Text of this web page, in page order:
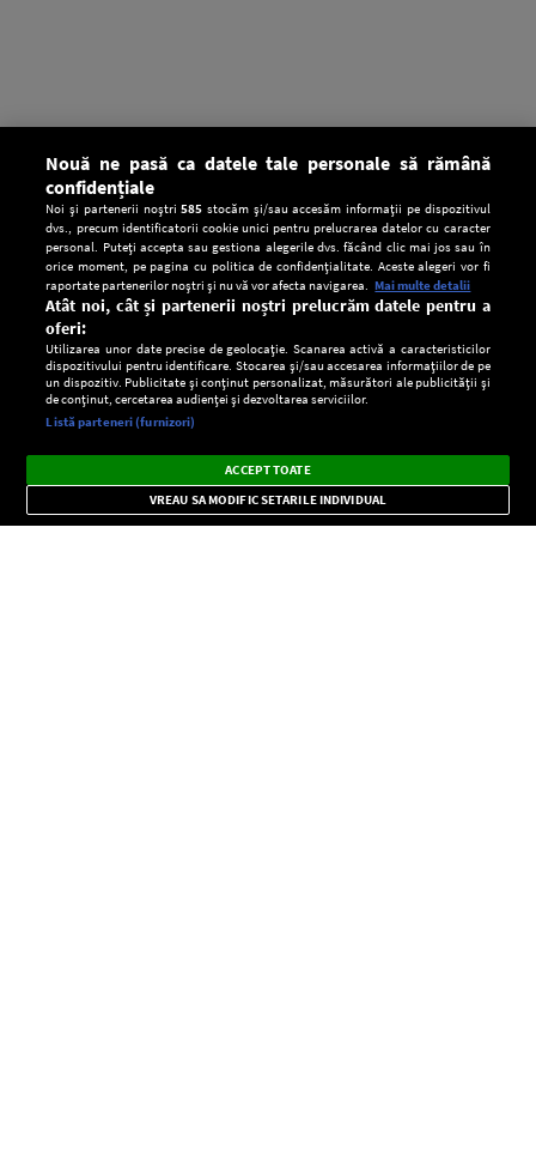
CONFIDENŢIALITATE
Setări:
Dark
Mode
Radio live, podcasturi, știri și alerte
importante.
×
Nouă ne pasă ca datele tale personale să rămână
confidențiale
Noi și partenerii noștri585 stocăm și/sau accesăm informații pe dispozitivul
dvs., precum identificatorii cookie unici pentru prelucrarea datelor cu caracter
personal. Puteți accepta sau gestiona alegerile dvs. făcând clic mai jos sau în
orice moment, pe pagina cu politica de confidențialitate. Aceste alegeri vor fi
raportate partenerilor noștri și nu vă vor afecta navigarea. Mai multe detalii
Atât noi, cât și partenerii noștri prelucrăm datele pentru a
oferi:
Utilizarea unor date precise de geolocație. Scanarea activă a caracteristicilor
dispozitivului pentru identificare. Stocarea și/sau accesarea informațiilor de pe
un dispozitiv. Publicitate și conținut personalizat, măsurători ale publicității și
de conținut, cercetarea audienței și dezvoltarea serviciilor.
Listă parteneri (furnizori)
ACCEPT TOATE
VREAU SA MODIFIC SETARILE INDIVIDUAL